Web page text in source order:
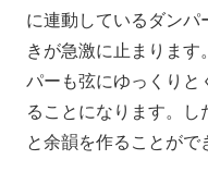
に連動しているダンパ
きが急激に止まります。
パーも弦にゆっくりと
ることになります。
し
と余韻を作ることがで